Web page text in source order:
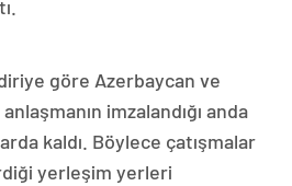
göre Azerbaycan ve
imzalandığı anda
kaldı. Böylece çatışmalar
yerleşim yerleri